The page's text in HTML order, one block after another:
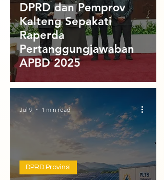
DPRD dan Pemprov
Kalteng Sepakati
Raperda
Pertanggungjawaban
APBD 2025
DPRD Provinsi
Jul 9 1 min read